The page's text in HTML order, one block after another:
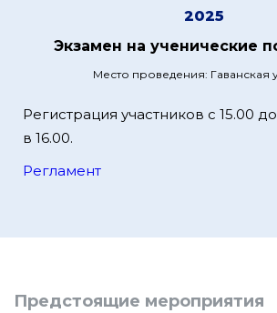
2025
Экзамен на ученические
Место проведения: Гаванская
Регистрация участников с 15.00
в 16.00.
Регламент
Предстоящие мероприятия